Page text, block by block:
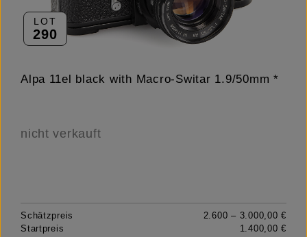
LOT
290
Alpa 11el black with Macro-Switar 1.9/50mm *
nicht verkauft
Schätzpreis
2.600 – 3.000,00 €
Startpreis
1.400,00 €